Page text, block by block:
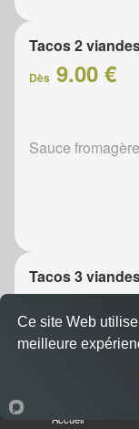
Tacos 2
Dès 9.00 €
Sauce
Tacos 3
11.00 €
Sauce
Accueil
Ce site Web
meilleure